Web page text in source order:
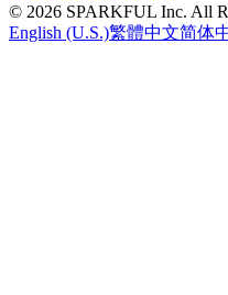
© 2026 SPARKFUL Inc. All
English (U.S.)繁體中文简体